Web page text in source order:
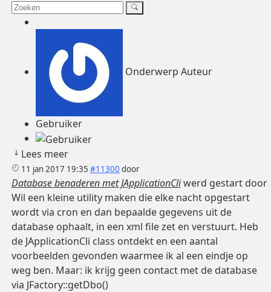
Onderwerp Auteur
Gebruiker
Lees meer
11 jan 2017 19:35 #11300 door
Database benaderen met JApplicationCliwerd gestart door
Wil een kleine utility maken die elke nacht opgestart
wordt via cron en dan bepaalde gegevens uit de
database ophaalt, in een xml file zet en verstuurt. Heb
de JApplicationCli class ontdekt en een aantal
voorbeelden gevonden waarmee ik al een eindje op
weg ben. Maar: ik krijg geen contact met de database
via JFactory::getDbo()